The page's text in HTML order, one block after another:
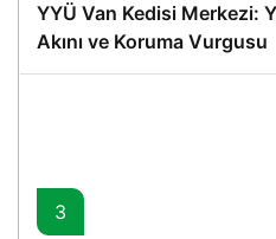
YYÜ Van Kedisi Merkezi:
Akını ve Koruma Vurgusu
3